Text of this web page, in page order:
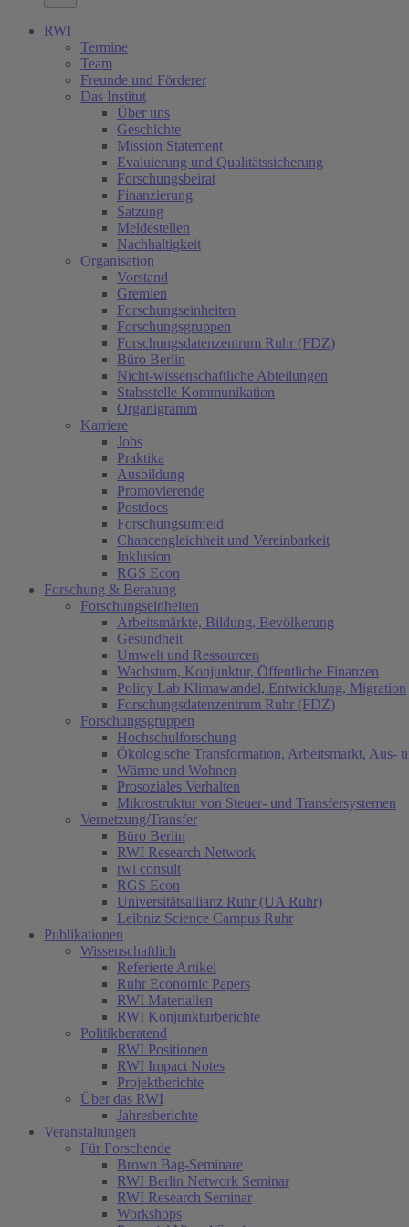
RWI
Termine
Team
Freunde und Förderer
Das Institut
Über uns
Geschichte
Mission Statement
Evaluierung und Qualitätssicherung
Forschungsbeirat
Finanzierung
Satzung
Meldestellen
Nachhaltigkeit
Organisation
Vorstand
Gremien
Forschungseinheiten
Forschungsgruppen
Forschungsdatenzentrum Ruhr (FDZ)
Büro Berlin
Nicht-wissenschaftliche Abteilungen
Stabsstelle Kommunikation
Organigramm
Karriere
Jobs
Praktika
Ausbildung
Promovierende
Postdocs
Forschungsumfeld
Chancengleichheit und Vereinbarkeit
Inklusion
RGS Econ
Forschung & Beratung
Forschungseinheiten
Arbeitsmärkte, Bildung, Bevölkerung
Gesundheit
Umwelt und Ressourcen
Wachstum, Konjunktur, Öffentliche Finanzen
Policy Lab Klimawandel, Entwicklung, Migration
Forschungsdatenzentrum Ruhr (FDZ)
Forschungsgruppen
Hochschulforschung
Ökologische Transformation, Arbeitsmarkt, Aus-
Wärme und Wohnen
Prosoziales Verhalten
Mikrostruktur von Steuer- und Transfersystemen
Vernetzung/Transfer
Büro Berlin
RWI Research Network
rwi consult
RGS Econ
Universitätsallianz Ruhr (UA Ruhr)
Leibniz Science Campus Ruhr
Publikationen
Wissenschaftlich
Referierte Artikel
Ruhr Economic Papers
RWI Materialien
RWI Konjunkturberichte
Politikberatend
RWI Positionen
RWI Impact Notes
Projektberichte
Über das RWI
Jahresberichte
Veranstaltungen
Für Forschende
Brown Bag-Seminare
RWI Berlin Network Seminar
RWI Research Seminar
Workshops